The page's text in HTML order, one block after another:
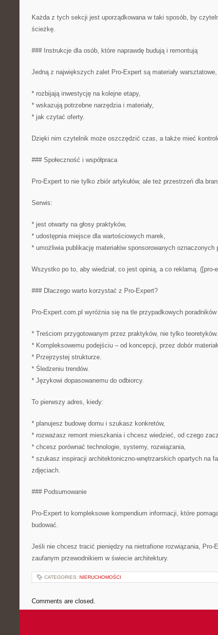
Każda z tych sekcji jest uporządkowana w taki sposób, by
ścieżkę.
### Instrukcje dla osób, które naprawdę budują i remontują
Jedną z największych zalet Pro-Expert są materiały
* rozbijają inwestycję na kolejne etapy,
* wskazują potrzebne narzędzia i materiały,
* jak czytać oferty.
Dzięki nim czytelnik może oszczędzić czas, a także mieć
### Społeczność i współpraca
Pro-Expert to nie tylko zbiór artykułów, ale też przestrzeń dla
Serwis:
* jest otwarty na głosy praktyków,
* udostępnia miejsce dla wartościowych marek,
* umożliwia publikację materiałów sponsorowanych oznaczonych
Wszystko po to, aby wiedział, co jest opinią, a co reklamą. ([pro-
### Dlaczego warto korzystać z Pro-Expert?
Pro-Expert.com.pl wyróżnia się na tle przypadkowych
* Treściom przygotowanym przez praktyków, nie tylko teoretyków.
* Kompleksowemu podejściu – od koncepcji, przez dobór
* Przejrzystej strukturze.
* Śledzeniu trendów.
* Językowi dopasowanemu do odbiorcy.
To pierwszy adres, kiedy:
* planujesz budowę domu i szukasz konkretów,
* rozważasz remont mieszkania i chcesz wiedzieć, od czego
* chcesz porównać technologie, systemy, rozwiązania,
* szukasz inspiracji architektoniczno-wnętrzarskich opartych na
zdjęciach.
### Podsumowanie
Pro-Expert to kompleksowe kompendium informacji, które
budować.
Jeśli nie chcesz tracić pieniędzy na nietrafione rozwiązania, Pro-
zaufanym przewodnikiem w świecie architektury.
CATEGORIES: NIERUCHOMOŚCI
Comments are closed.